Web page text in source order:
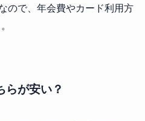
ので、年会費やカード利用方
らが安い？